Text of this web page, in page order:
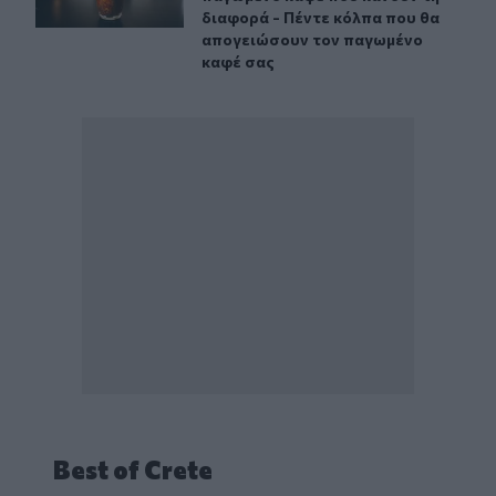
διαφορά - Πέντε κόλπα που θα
απογειώσουν τον παγωμένο
καφέ σας
Best of Crete